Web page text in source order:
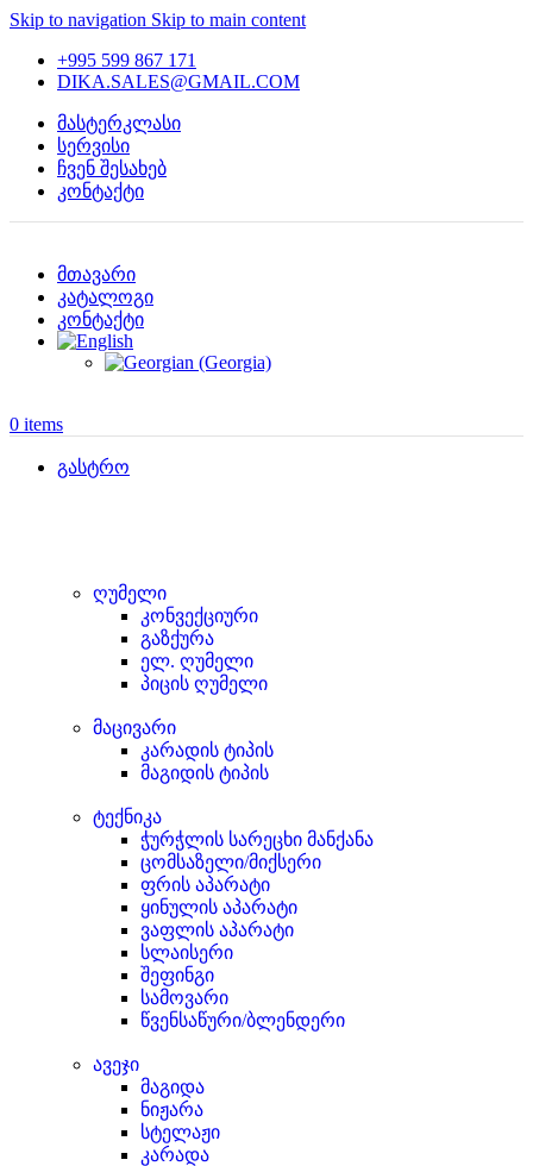
Skip to navigation Skip to main content
+995 599 867 171
DIKA.SALES@GMAIL.COM
მასტერკლასი
სერვისი
ჩვენ შესახებ
კონტაქტი
მთავარი
კატალოგი
კონტაქტი
0 items
გასტრო
ღუმელი
კონვექციური
გაზქურა
ელ. ღუმელი
პიცის ღუმელი
მაცივარი
კარადის ტიპის
მაგიდის ტიპის
ტექნიკა
ჭურჭლის სარეცხი მანქანა
ცომსაზელი/მიქსერი
ფრის აპარატი
ყინულის აპარატი
ვაფლის აპარატი
სლაისერი
შეფინგი
სამოვარი
წვენსაწური/ბლენდერი
ავეჯი
მაგიდა
ნიჟარა
სტელაჟი
კარადა